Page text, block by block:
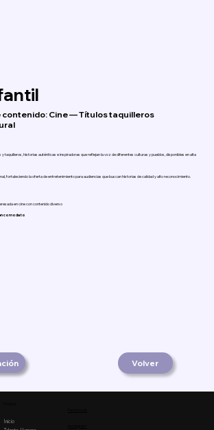
contenido: Cine — Títulos taquilleros
y taquilleros, historias auténticas e inspiradoras que reflejan la voz de diferentes culturas y pueblos, disponibles en alta
fortaleciendo la oferta de entretenimiento para audiencias que buscan historias de calidad y alto reconocimiento.
en cine con contenido diverso
en comodato
Volver
Inicio